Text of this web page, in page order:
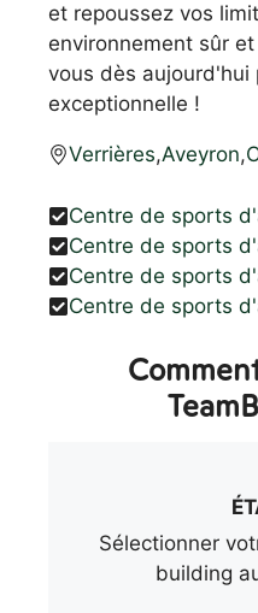
et repoussez vos
environnement sûr
vous dès aujourd'hui
exceptionnelle !
Verrières,Aveyron,
Centre de sports
Centre de sports
Centre de sports
Centre de sports
Sélectionner
building